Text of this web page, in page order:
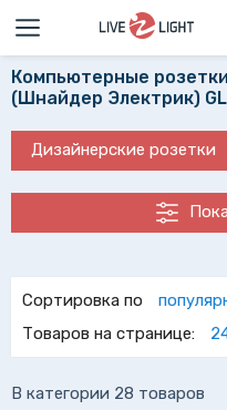
Компьютерные
(Шнайдер Электрик)
Дизайнерские розетки
Electric (Шнайдер
высокие запросы в любом
Выбрать компьютерные
каталога.
Сортировка по
Товаров на странице:
В категории 28 товаров